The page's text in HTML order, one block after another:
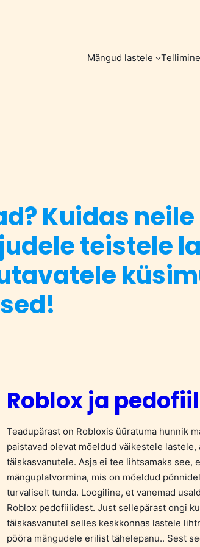
Mängud lastele Tellimine
Kuidas neile
teistele
Roblox ja
Teadupärast on Robloxis üüratuma hunnik
paistavad olevat mõeldud väikestele
täiskasvanutele. Asja ei tee lihtsamaks see,
mänguplatvormina, mis on mõeldud
turvaliselt tunda. Loogiline, et vanemad
Roblox pedofiilidest. Just sellepärast ongi
täiskasvanutel selles keskkonnas lastele
pööra mängudele erilist tähelepanu.. Sest